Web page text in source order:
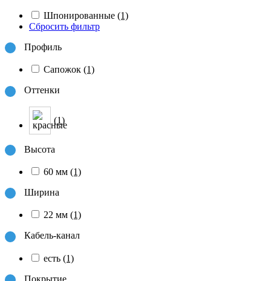
Шпонированные (1)
Сбросить фильтр
Профиль
Сапожок (1)
Оттенки
(1)
Высота
60 мм (1)
Ширина
22 мм (1)
Кабель-канал
есть (1)
Покрытие